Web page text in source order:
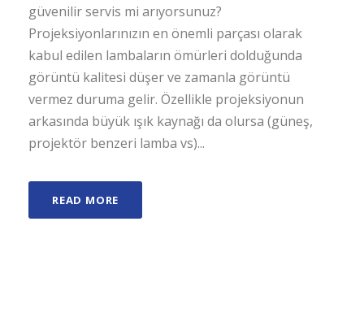
güvenilir servis mi arıyorsunuz?
Projeksiyonlarınızın en önemli parçası olarak
kabul edilen lambaların ömürleri dolduğunda
görüntü kalitesi düşer ve zamanla görüntü
vermez duruma gelir. Özellikle projeksiyonun
arkasında büyük ışık kaynağı da olursa (güneş,
projektör benzeri lamba vs)...
READ MORE